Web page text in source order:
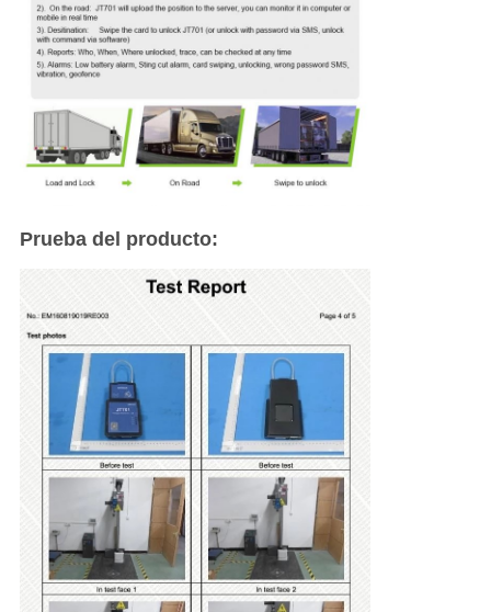
Prueba del producto: